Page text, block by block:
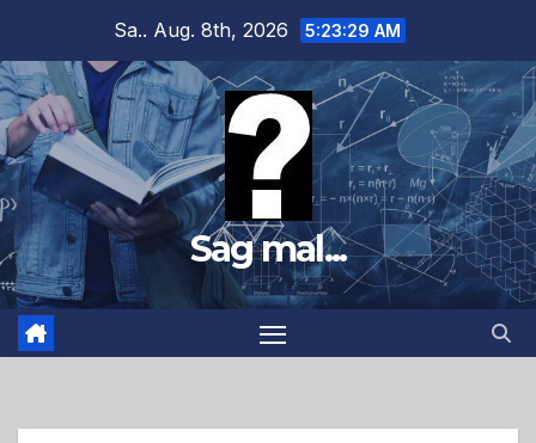
springen
Sa.. Aug. 8th, 2026 5:23:30 AM
Sag mal...